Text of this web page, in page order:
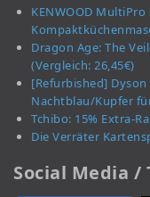
KENWOOD MultiPro
Dragon Age: The
(Vergleich: 26,45€)
[Refurbished]
Nachtblau/Kupfer
Tchibo: 15% Extra-
Die Verräter
Social Media /